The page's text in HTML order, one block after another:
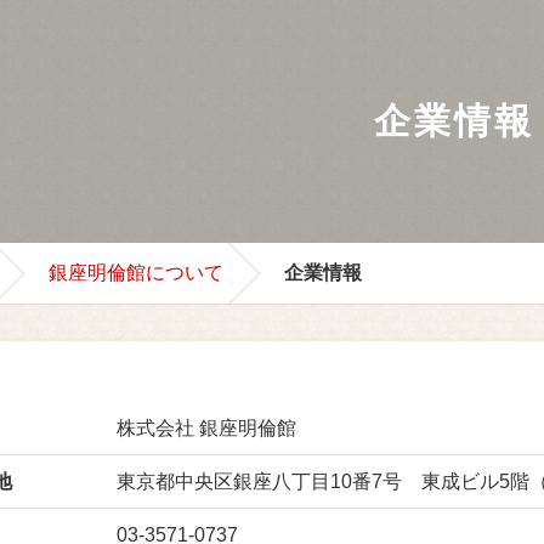
企業情報
銀座明倫館について 企業情報
株式会社 銀座明倫館
東京都中央区銀座八丁目10番7号 東成ビル5階
03-3571-0737